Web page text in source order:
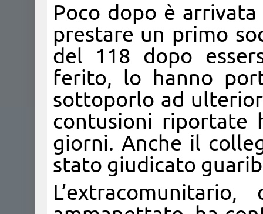
Poco dopo è
prestare un primo
del 118 dopo
ferito, lo hanno
sottoporlo ad
contusioni riportate
giorni. Anche il
stato giudicato